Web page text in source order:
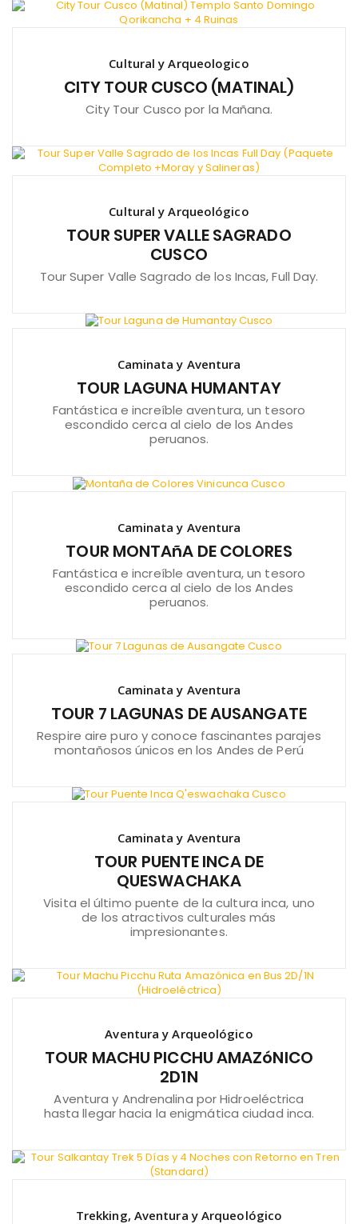
Cultural y Arqueologico
CITY TOUR CUSCO (MATINAL)
City Tour Cusco por la Mañana.
Cultural y Arqueológico
TOUR SUPER VALLE SAGRADO
CUSCO
Tour Super Valle Sagrado de los Incas, Full Day.
Caminata y Aventura
TOUR LAGUNA HUMANTAY
Fantástica e increíble aventura, un tesoro
escondido cerca al cielo de los Andes
peruanos.
Caminata y Aventura
TOUR MONTAñA DE COLORES
Fantástica e increíble aventura, un tesoro
escondido cerca al cielo de los Andes
peruanos.
Caminata y Aventura
TOUR 7 LAGUNAS DE AUSANGATE
Respire aire puro y conoce fascinantes parajes
montañosos únicos en los Andes de Perú
Caminata y Aventura
TOUR PUENTE INCA DE
QUESWACHAKA
Visita el último puente de la cultura inca, uno
de los atractivos culturales más
impresionantes.
Aventura y Arqueológico
TOUR MACHU PICCHU AMAZóNICO
2D1N
Aventura y Andrenalina por Hidroeléctrica
hasta llegar hacia la enigmática ciudad inca.
Trekking, Aventura y Arqueológico